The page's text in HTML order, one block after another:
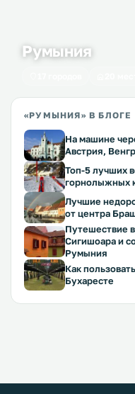
Румыния
«РУМЫНИЯ» В БЛОГЕ
На машине
Австрия,
Топ-5 лучших
горнолыжных
Лучшие
от центра
Путешествие
Сигишоара и
Румыния
Как
Бухаресте